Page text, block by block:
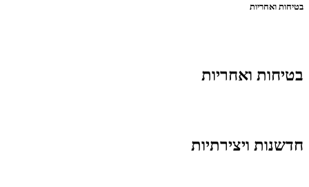
בטיחות ואחריות
בטיחות ואחריות
חדשנות ויצירתיות